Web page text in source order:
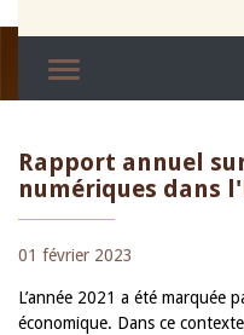
Rapport annuel
numériques dans
01 février 2023
L’année 2021 a été marquée
économique. Dans ce